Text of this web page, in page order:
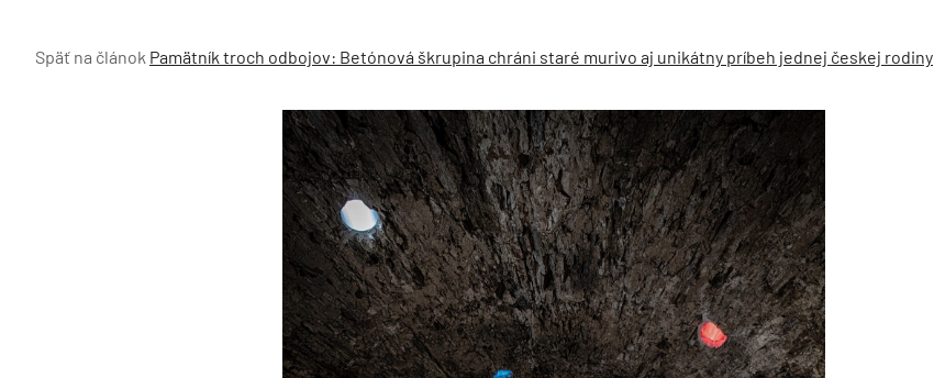
Späť na článok Pamätník troch odbojov: Betónová škrupina chráni staré murivo aj unikátny príbeh jednej českej rodiny